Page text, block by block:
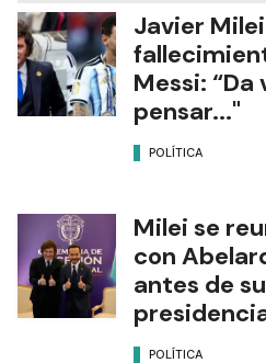
Javier
Messi: “Da
pensar..."
POLÍTICA
Milei se
con
antes de
POLÍTICA